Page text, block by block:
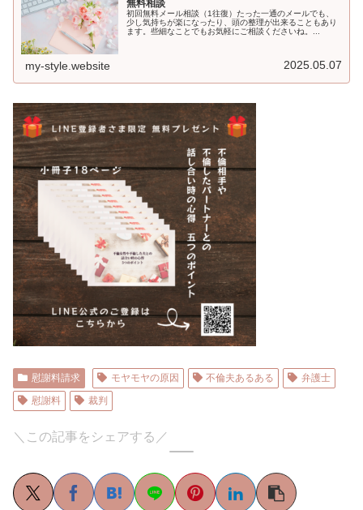
無料相談
初回無料メール相談（1往復）たった一通のメールでも、
少し気持ちが楽になったり、頭の整理が出来ることもあり
ます。些細なことでもお気軽にご相談くださいね。...
my-style.website 2025.05.07
慰謝料請求 モヤモヤの原因 不倫夫あるある
弁護士
慰謝料
裁判
＼この記事をシェアする／